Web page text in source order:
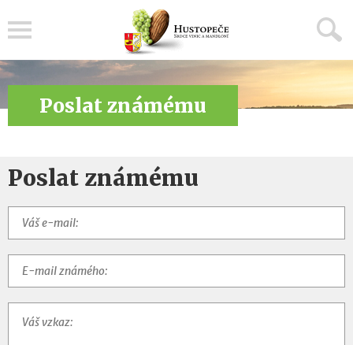
Poslat známému
Poslat známému